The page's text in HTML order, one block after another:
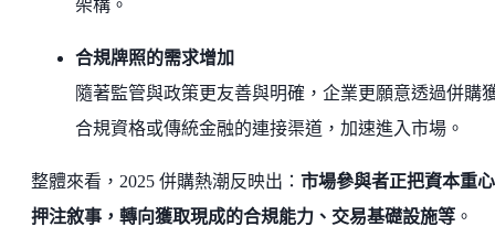
架構。
合規牌照的需求增加
隨著監管與政策更友善與明確，企業更願意透過併購
合規資格或傳統金融的連接渠道，加速進入市場。
整體來看，2025 併購熱潮反映出： 市場參與者正把資本重
押注敘事，轉向獲取現成的合規能力、交易基礎設施等 。